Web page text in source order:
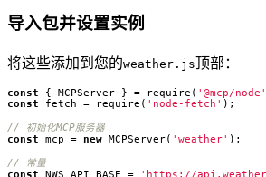
导入包并设置实例
将这些添加到您的weather.js顶部：
const { MCPServer } = require ( '@mcp/node'
const
fetch = require ( 'node-fetch' );
const
mcp = new MCPServer( 'weather' );
const
NWS_API_BASE = 'https://